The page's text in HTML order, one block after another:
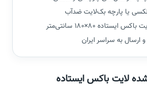
یا پارچه بک‌لایت ضدآب
80×180 سانتی‌متر
ارسال به سراسر ایران
لایت باکس ایستاده